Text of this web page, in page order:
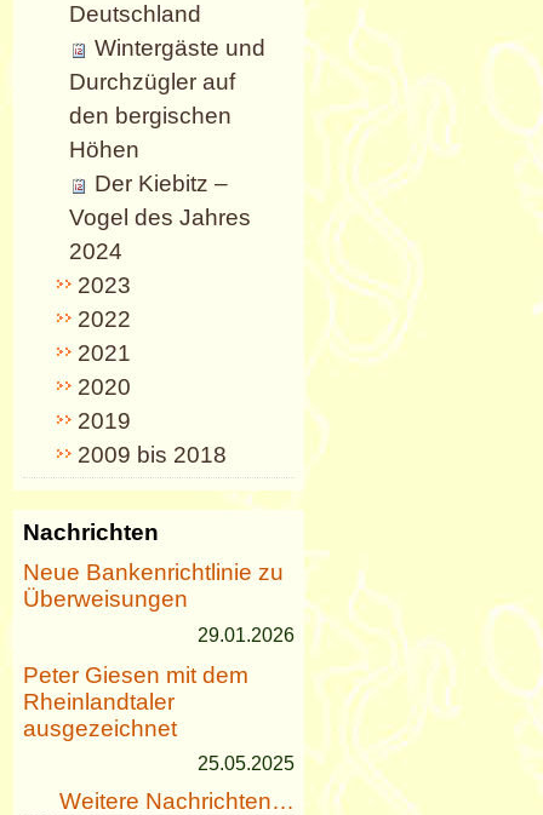
Deutschland
Wintergäste und
Durchzügler auf
den bergischen
Höhen
Der Kiebitz –
Vogel des Jahres
2024
2023
2022
2021
2020
2019
2009 bis 2018
Nachrichten
Neue Bankenrichtlinie zu
Überweisungen
29.01.2026
Peter Giesen mit dem
Rheinlandtaler
ausgezeichnet
25.05.2025
Weitere Nachrichten…